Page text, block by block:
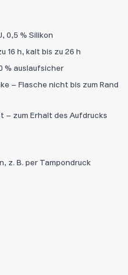
0,5 % Silikon
16 h, kalt bis zu 26 h
% auslaufsicher
– Flasche nicht bis zum Rand
– zum Erhalt des Aufdrucks
z. B. per Tampondruck